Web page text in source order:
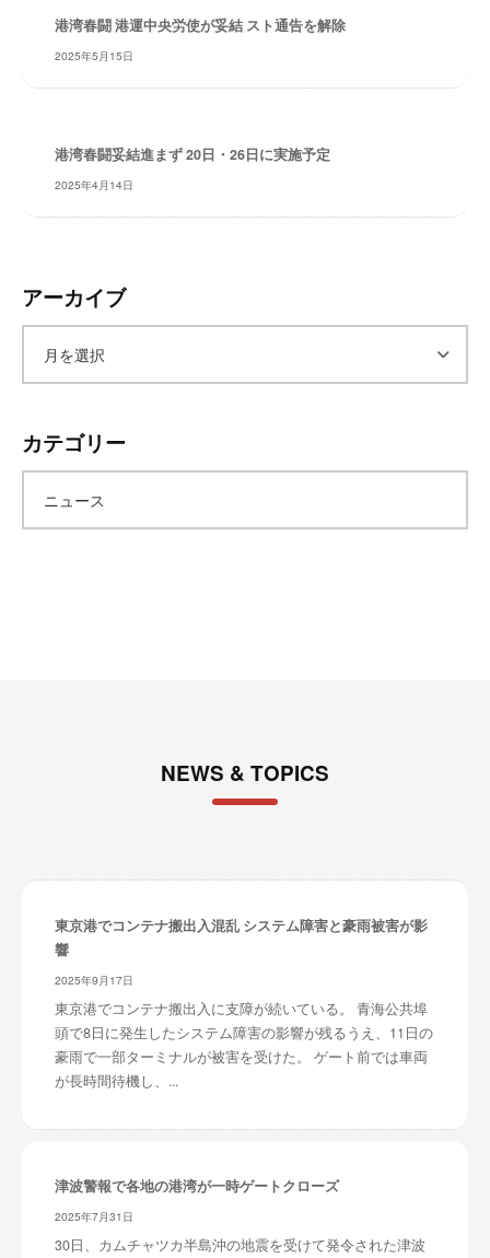
港湾春闘 港運中央労使が妥結 スト通告を解除
2025年5月15日
港湾春闘妥結進まず 20日・26日に実施予定
2025年4月14日
アーカイブ
カ
イ
カテゴリー
ニュース
NEWS & TOPICS
東京港でコンテナ搬出入混乱 システム障害と豪雨被害が影
響
2025年9月17日
東京港でコンテナ搬出入に支障が続いている。 青海公共埠
頭で8日に発生したシステム障害の影響が残るうえ、11日の
豪雨で一部ターミナルが被害を受けた。 ゲート前では車両
が長時間待機し、...
津波警報で各地の港湾が一時ゲートクローズ
2025年7月31日
30日、カムチャツカ半島沖の地震を受けて発令された津波